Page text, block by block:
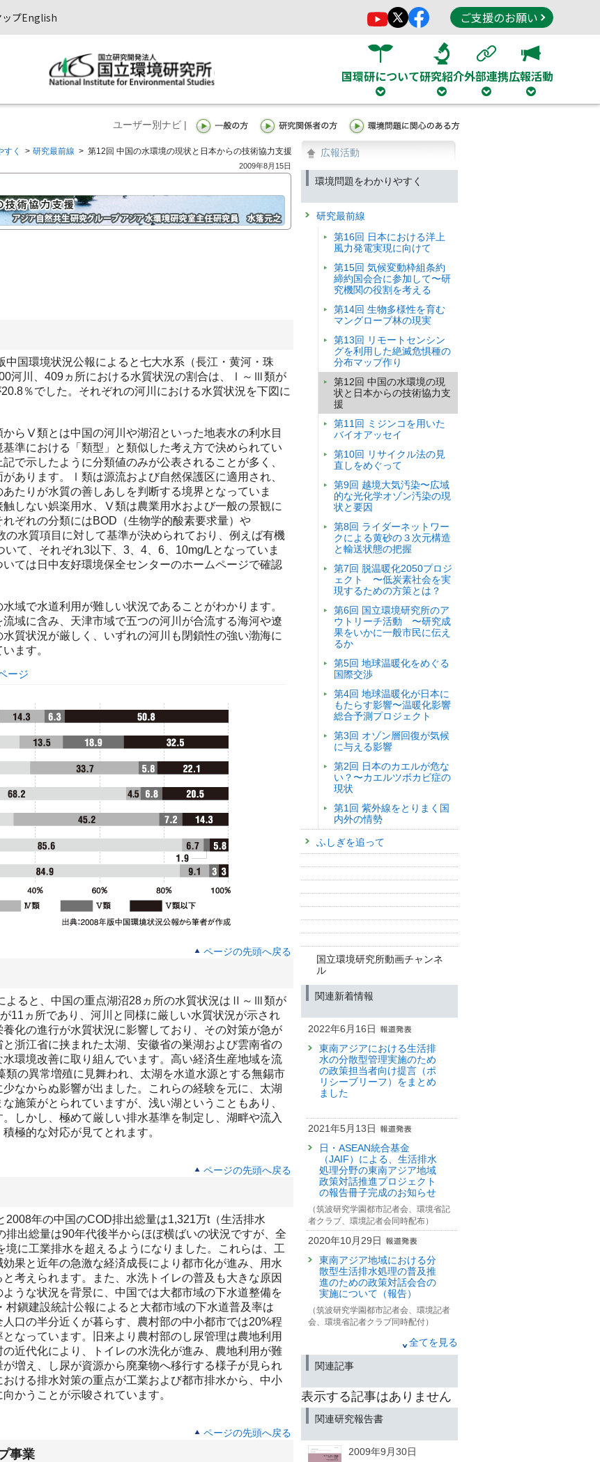
プEnglish ご支援のお願い
国環研について研究紹介外部連携広報活動
ユーザー別ナビ |
すく > 研究最前線 > 第12回 中国の水環境の現状と日本からの技術協力支援
2009年8月15日
国環境状況公報によると七大水系（長江・黄河・珠
河川、409ヵ所における水質状況の割合は、Ⅰ～Ⅲ類が
％でした。それぞれの河川における水質状況を下図に
らⅤ類とは中国の河川や湖沼といった地表水の利水目
準における「類型」と類似した考え方で決められてい
で示したように分類値のみが公表されることが多く、
あります。Ⅰ類は源流および自然保護区に適用され、
たりが水質の善しあしを判断する境界となっていま
しない娯楽用水、Ⅴ類は農業用水および一般の景観に
ぞれの分類にはBOD（生物学的酸素要求量）や
水質項目に対して基準が決められており、例えば有機
て、それぞれ3以下、3、4、6、10mg/Lとなっていま
ては日中友好環境保全センターのホームページで確認
域で水道利用が難しい状況であることがわかります。
域に含み、天津市域で五つの河川が合流する海河や遼
質状況が厳しく、いずれの河川も閉鎖性の強い渤海に
ます。
ージ
ページの先頭へ戻る
よると、中国の重点湖沼28ヵ所の水質状況はⅡ～Ⅲ類が
ヵ所であり、河川と同様に厳しい水質状況が示され
化の進行が水質状況に影響しており、その対策が急が
浙江省に挟まれた太湖、安徽省の巣湖および雲南省の
環境改善に取り組んでいます。高い経済生産地域を流
の異常増殖に見舞われ、太湖を水道水源とする無錫市
なからぬ影響が出ました。これらの経験を元に、太湖
施策がとられていますが、浅い湖ということもあり、
しかし、極めて厳しい排水基準を制定し、湖畔や流入
極的な対応が見てとれます。
ページの先頭へ戻る
年の中国のCOD排出総量は1,321万t（生活排水
出総量は90年代後半からほぼ横ばいの状況ですが、全
に工業排水を超えるようになりました。これらは、工
果と近年の急激な経済成長により都市化が進み、用水
考えられます。また、水洗トイレの普及も大きな原因
うな状況を背景に、中国では大都市域の下水道整備を
鎭建設統計公報によると大都市域の下水道普及率は
口の半分近くが暮らす、農村部の中小都市では20%程
なっています。旧来より農村部のし尿管理は農地利用
近代化により、トイレの水洗化が進み、農地利用が難
増え、し尿が資源から廃棄物へ移行する様子が見られ
ける排水対策の重点が工業および都市排水から、中小
かうことが示唆されています。
ページの先頭へ戻る
事業
広報活動
環境問題をわかりやすく
研究最前線
第16回 日本における洋上
風力発電実現に向けて
第15回 気候変動枠組条約
締約国会合に参加して〜研
究機関の役割を考える
第14回 生物多様性を育む
マングローブ林の現実
第13回 リモートセンシン
グを利用した絶滅危惧種の
分布マップ作り
第12回 中国の水環境の現
状と日本からの技術協力支
援
第11回 ミジンコを用いた
バイオアッセイ
第10回 リサイクル法の見
直しをめぐって
第9回 越境大気汚染〜広域
的な光化学オゾン汚染の現
状と要因
第8回 ライダーネットワー
クによる黄砂の３次元構造
と輸送状態の把握
第7回 脱温暖化2050プロジ
ェクト 〜低炭素社会を実
現するための方策とは？
第6回 国立環境研究所のア
ウトリーチ活動 〜研究成
果をいかに一般市民に伝え
るか
第5回 地球温暖化をめぐる
国際交渉
第4回 地球温暖化が日本に
もたらす影響〜温暖化影響
総合予測プロジェクト
第3回 オゾン層回復が気候
に与える影響
第2回 日本のカエルが危な
い？〜カエルツボカビ症の
現状
第1回 紫外線をとりまく国
内外の情勢
ふしぎを追って
国立環境研究所動画チャンネ
ル
関連新着情報
2022年6月16日
東南アジアにおける生活排
水の分散型管理実施のため
の政策担当者向け提言（ポ
リシーブリーフ）をまとめ
ました
2021年5月13日
日・ASEAN統合基金
（JAIF）による、生活排水
処理分野の東南アジア地域
政策対話推進プロジェクト
の報告冊子完成のお知らせ
（筑波研究学園都市記者会、環境省記
者クラブ、環境記者会同時配布）
2020年10月29日
東南アジア地域における分
散型生活排水処理の普及推
進のための政策対話会合の
実施について（報告）
（筑波研究学園都市記者会、環境記者
会、環境省記者クラブ同時配付）
ASEAN水環境問題に対して
問題解決を図る加盟10か国
合
「第19回ASEAN水資源管理
ワーキンググループ
（お知らせ）
（筑波研究学園都市記者会、環境記者
全てを見る
関連記事
表示する記事はありません
関連研究報告書
2009年9月30日